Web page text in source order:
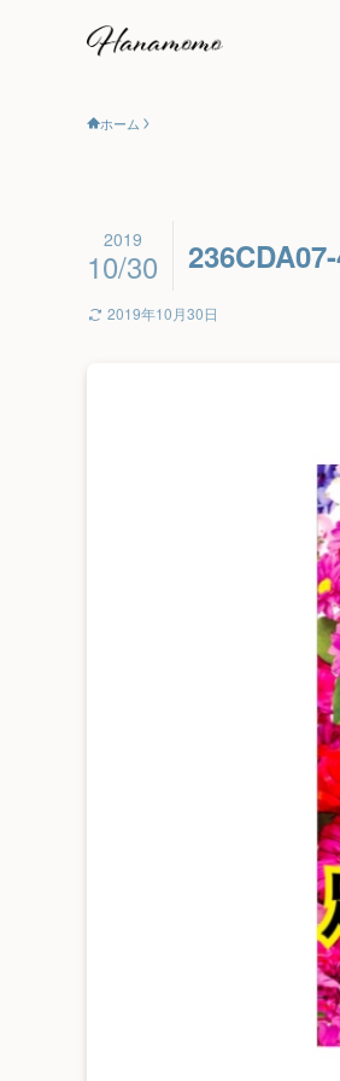
ホーム
2019
10/30
2019年10月30日